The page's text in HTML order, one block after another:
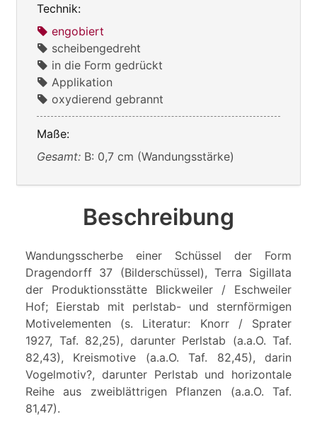
Technik:
engobiert
scheibengedreht
in die Form gedrückt
Applikation
oxydierend gebrannt
Maße:
Gesamt: B: 0,7 cm (Wandungsstärke)
Beschreibung
Wandungsscherbe einer Schüssel der Form
Dragendorff 37 (Bilderschüssel), Terra Sigillata
der Produktionsstätte Blickweiler / Eschweiler
Hof; Eierstab mit perlstab- und sternförmigen
Motivelementen (s. Literatur: Knorr / Sprater
1927, Taf. 82,25), darunter Perlstab (a.a.O. Taf.
82,43), Kreismotive (a.a.O. Taf. 82,45), darin
Vogelmotiv?, darunter Perlstab und horizontale
Reihe aus zweiblättrigen Pflanzen (a.a.O. Taf.
81,47).